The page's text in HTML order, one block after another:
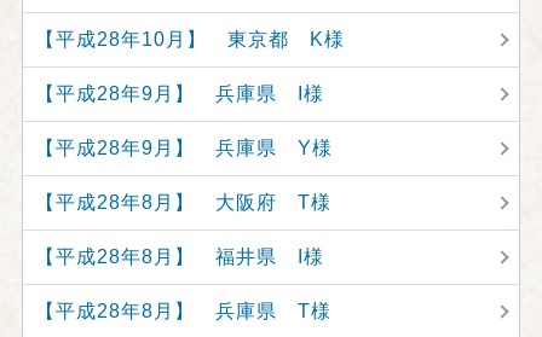
【平成28年10月】 東京都 K様
【平成28年9月】 兵庫県 I様
【平成28年9月】 兵庫県 Y様
【平成28年8月】 大阪府 T様
【平成28年8月】 福井県 I様
【平成28年8月】 兵庫県 T様